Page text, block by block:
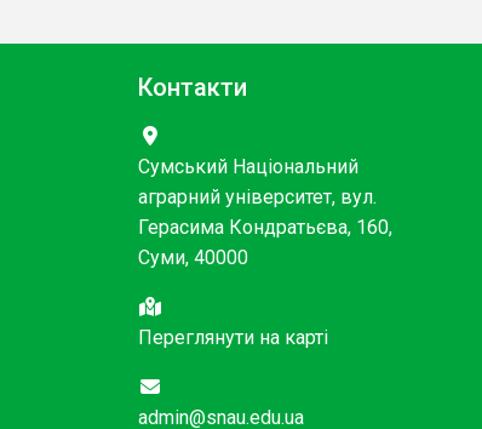
Контакти
Сумський Національний
аграрний університет, вул.
Герасима Кондратьєва, 160,
Суми, 40000
Переглянути на карті
admin@snau.edu.ua